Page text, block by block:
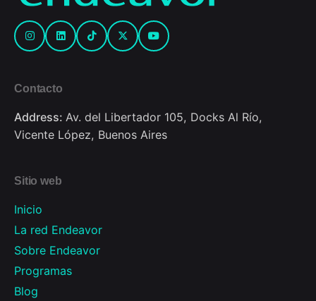
Contacto
Address: Av. del Libertador 105, Docks Al Río,
Vicente López, Buenos Aires
Sitio web
Inicio
La red Endeavor
Sobre Endeavor
Programas
Blog